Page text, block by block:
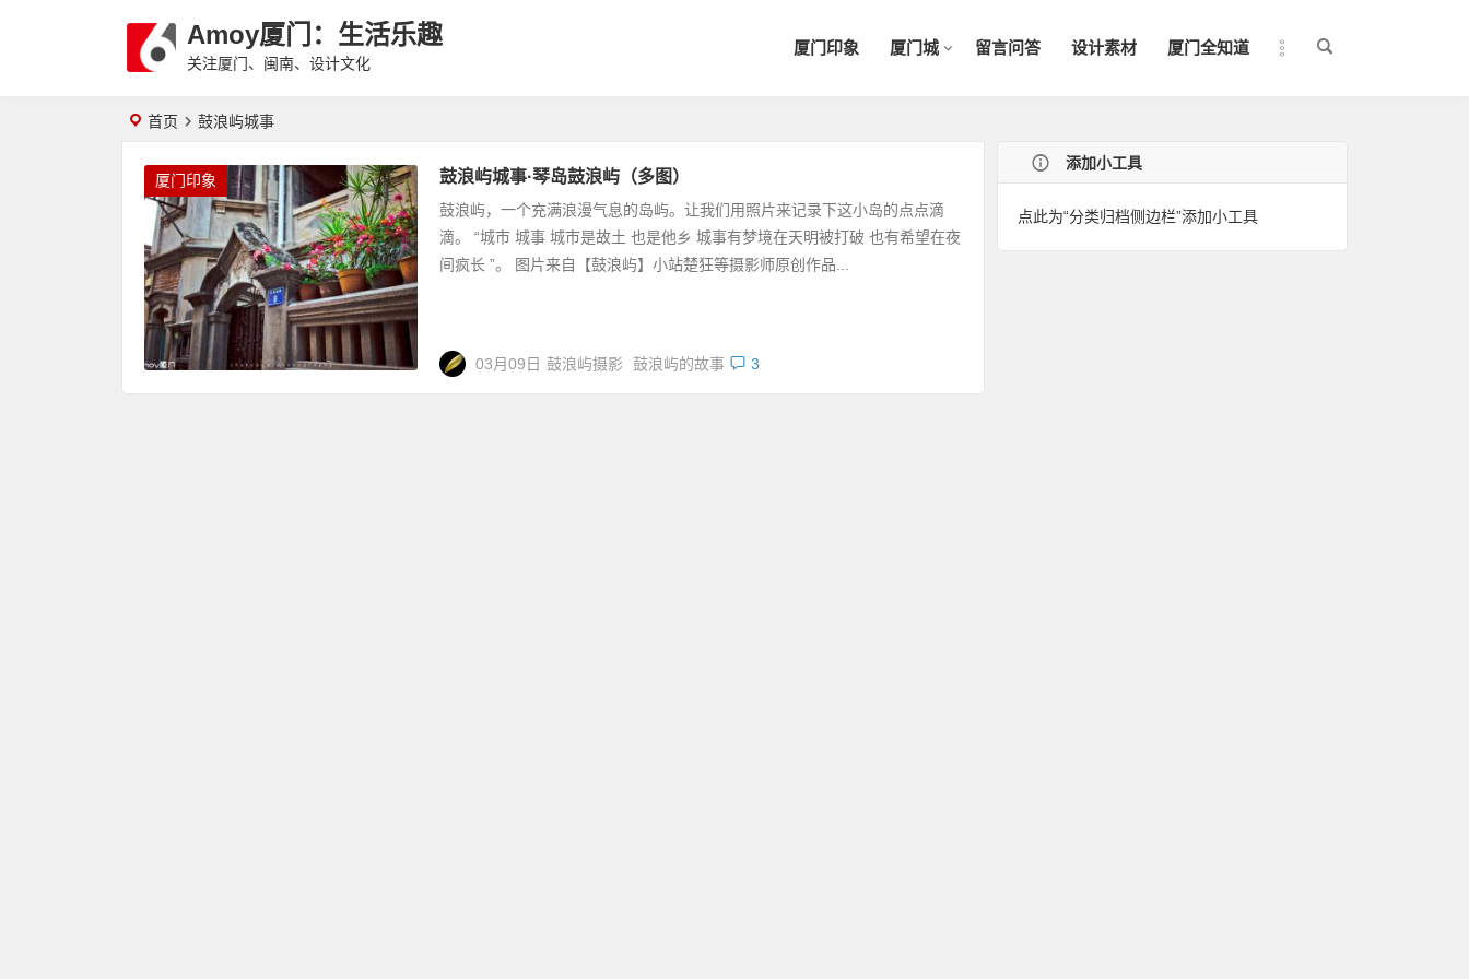
Amoy厦门：生活乐趣
关注厦门、闽南、设计文化
厦门印象 厦门城 留言问答 设计素材 厦门全知道
首页 鼓浪屿城事
厦门印象 鼓浪屿城事·琴岛鼓浪屿（多图）
鼓浪屿，一个充满浪漫气息的岛屿。让我们用照片来记录下这小岛的点点滴
滴。 “城市 城事 城市是故土 也是他乡 城事有梦境在天明被打破 也有希望在夜
间疯长 ”。 图片来自【鼓浪屿】小站楚狂等摄影师原创作品...
03月09日 鼓浪屿摄影 鼓浪屿的故事 3
添加小工具
点此为“分类归档侧边栏”添加小工具